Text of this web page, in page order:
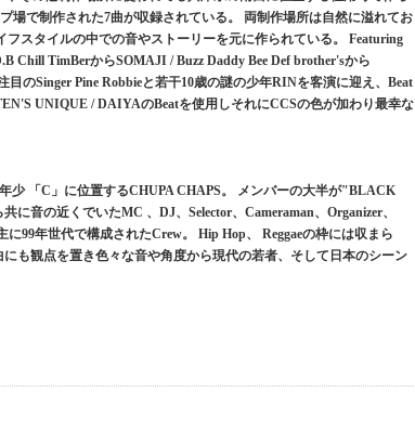
場で制作された7曲が収録されている。 両制作場所は自然に溢れてお
スタイルの中での音やストーリーを元に作られている。 Featuring
Chill TimBerからSOMAJI / Buzz Daddy Bee Def brother'sから
のSinger Pine Robbieと若干10歳の謎の少年RINを客演に迎え、Beat
UNIQUE / DAIYAのBeatを使用しそれにCCSの色が加わり最幸な
少 「C」に位置するCHUPA CHAPS。 メンバーの大半が"BLACK
音の近くでいたMC 、DJ、Selector、Cameraman、Organizer、
99年世代で構成されたCrew。 Hip Hop、 Reggaeの枠には収まら
も観点を置き色々な音や角度から現代の若者、そして日本のシーン